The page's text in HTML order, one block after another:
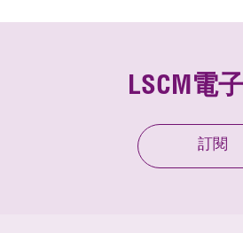
LSCM電
訂閱